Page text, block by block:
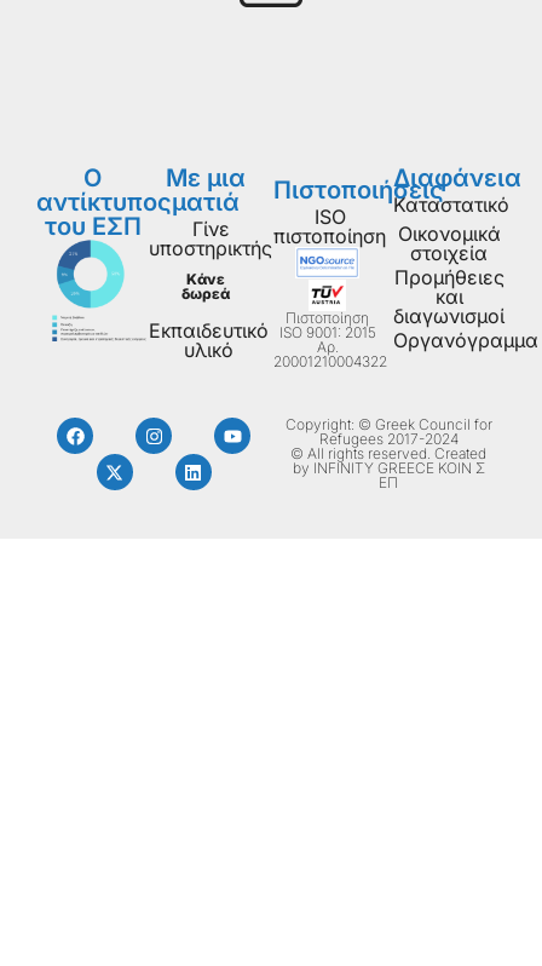
Ο
αντίκτυπος
του ΕΣΠ
Με μια
ματιά
Γίνε
υποστηρικτής
Κάνε
δωρεά
Εκπαιδευτικό
υλικό
Πιστοποιήσεις
ISO
πιστοποίηση
Πιστοποίηση
ISO 9001: 2015
Aρ.
20001210004322
Διαφάνεια
Καταστατικό
Οικονομικά
στοιχεία
Προμήθειες
και
διαγωνισμοί
Οργανόγραμμα
Copyright: © Greek Council for
Refugees 2017-2024
© All rights reserved. Created
by INFINITY GREECE ΚΟΙΝ Σ
ΕΠ